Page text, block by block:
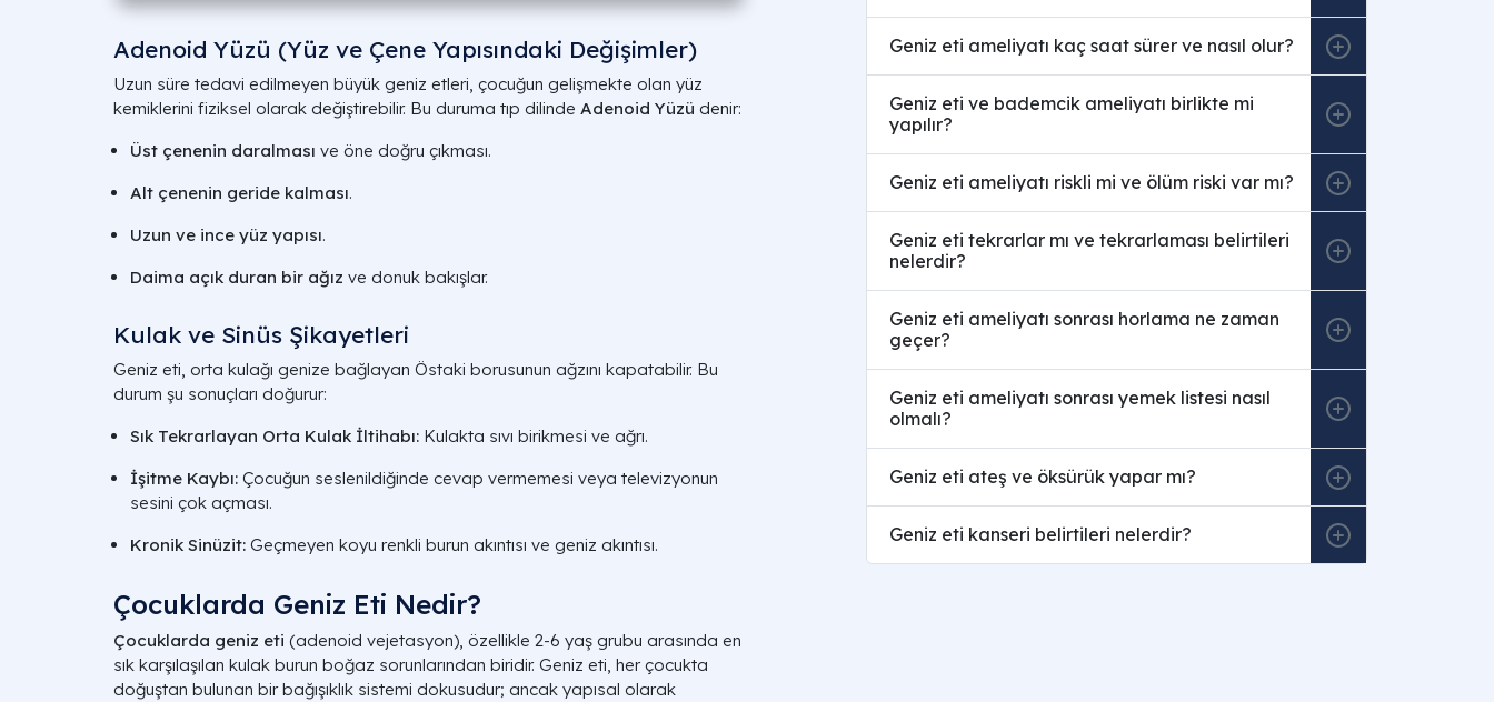
Adenoid Yüzü (Yüz ve Çene Yapısındaki Değişimler)
Uzun süre tedavi edilmeyen büyük geniz etleri, çocuğun gelişmekte olan yüz
kemiklerini fiziksel olarak değiştirebilir. Bu duruma tıp dilinde Adenoid Yüzü denir:
Üst çenenin daralması ve öne doğru çıkması.
Alt çenenin geride kalması.
Uzun ve ince yüz yapısı.
Daima açık duran bir ağız ve donuk bakışlar.
Kulak ve Sinüs Şikayetleri
Geniz eti, orta kulağı genize bağlayan Östaki borusunun ağzını kapatabilir. Bu
durum şu sonuçları doğurur:
Sık Tekrarlayan Orta Kulak İltihabı: Kulakta sıvı birikmesi ve ağrı.
İşitme Kaybı: Çocuğun seslenildiğinde cevap vermemesi veya televizyonun
sesini çok açması.
Kronik Sinüzit: Geçmeyen koyu renkli burun akıntısı ve geniz akıntısı.
Çocuklarda Geniz Eti Nedir?
Çocuklarda geniz eti (adenoid vejetasyon), özellikle 2-6 yaş grubu arasında en
sık karşılaşılan kulak burun boğaz sorunlarından biridir. Geniz eti, her çocukta
doğuştan bulunan bir bağışıklık sistemi dokusudur; ancak yapısal olarak
Geniz eti ameliyatı kaç saat sürer ve nasıl olur?
Geniz eti ve bademcik ameliyatı birlikte mi
yapılır?
Geniz eti ameliyatı riskli mi ve ölüm riski var mı?
Geniz eti tekrarlar mı ve tekrarlaması belirtileri
nelerdir?
Geniz eti ameliyatı sonrası horlama ne zaman
geçer?
Geniz eti ameliyatı sonrası yemek listesi nasıl
olmalı?
Geniz eti ateş ve öksürük yapar mı?
Geniz eti kanseri belirtileri nelerdir?